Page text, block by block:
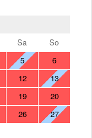
Sa
So
5
6
12
13
19
20
26
27